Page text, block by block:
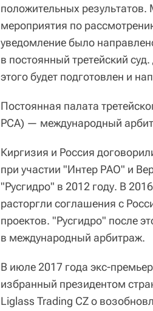
положительных
мероприятия по
уведомление было
в постоянный третейский
этого будет подготовлен и
Постоянная палата
PCA) — международный
Киргизия и Россия
при участии "Интер РАО" и
"Русгидро" в 2012 году. В
расторгли соглашения с
проектов. "Русгидро" после
в международный арбитраж.
В июле 2017 года экс-
избранный президентом
Liglass Trading CZ о